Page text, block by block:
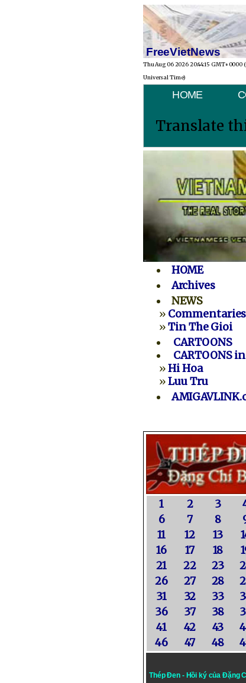
FreeVietNews
Thu Aug 06 2026 20:44:15 GMT+0000
Universal Time)
HOME
Translate
HOME
Archives
NEWS
» Commentaries
»Tin The Gioi
CARTOONS
CARTOONS
»Hi Hoa
»Luu Tru
1 2 3
6
7 8
11
12 13
16
17 18
21
22 23
26
27 28
31
32 33
36
37 38
41
42 43
46
47 48
Thép Đen - Hồi ký của Đặng